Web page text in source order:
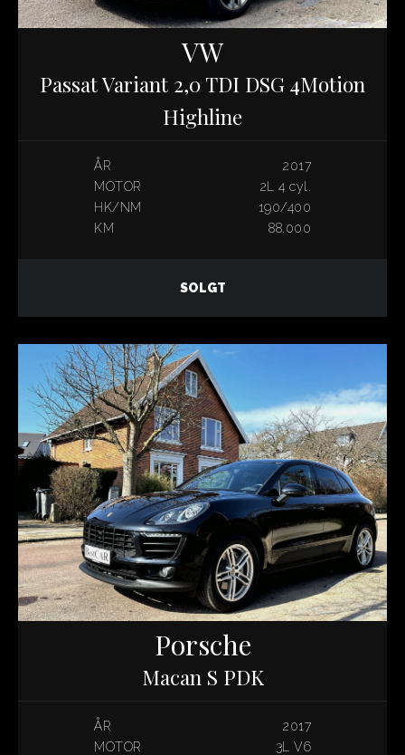
VW
Passat Variant 2,0 TDI DSG 4Motion
Highline
ÅR
2017
MOTOR
2L 4 cyl.
HK/NM
190/400
KM
88.000
SOLGT
Porsche
Macan S PDK
ÅR
2017
MOTOR
3L V6